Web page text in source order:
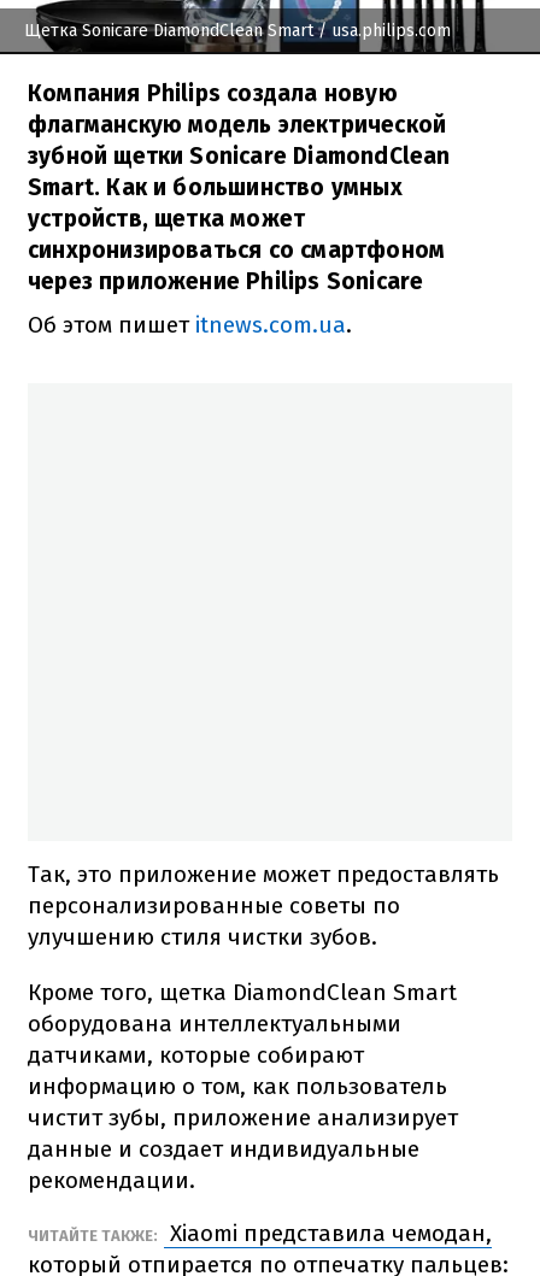
Щетка Sonicare DiamondClean Smart/ usa.philips.com
Компания Philips создала новую
флагманскую модель электрической
зубной щетки Sonicare DiamondClean
Smart. Как и большинство умных
устройств, щетка может
синхронизироваться со смартфоном
через приложение Philips Sonicare
Об этом пишетitnews.com.ua.
Так, это приложение может предоставлять
персонализированные советы по
улучшению стиля чистки зубов.
Кроме того, щетка DiamondClean Smart
оборудована интеллектуальными
датчиками, которые собирают
информацию о том, как пользователь
чистит зубы, приложение анализирует
данные и создает индивидуальные
рекомендации.
ЧИТАЙТЕ ТАКЖЕ:
Xiaomi представила чемодан,
который отпирается по отпечатку пальцев: